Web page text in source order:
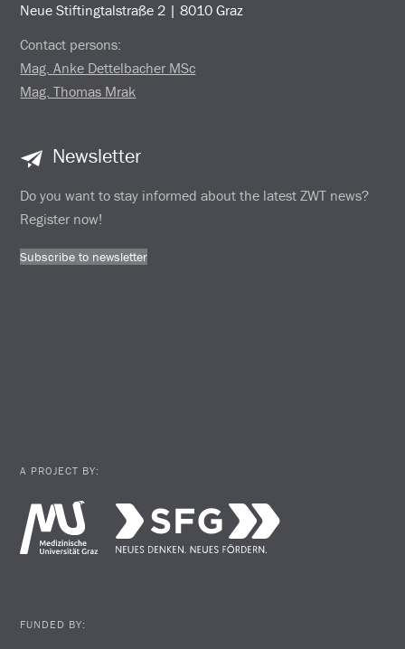
Neue Stiftingtalstraße 2 | 8010 Graz
Contact persons:
Mag. Anke Dettelbacher MSc
Mag. Thomas Mrak
Newsletter
Do you want to stay informed about the latest ZWT news?
Register now!
Subscribe to newsletter
A PROJECT BY:
FUNDED BY: